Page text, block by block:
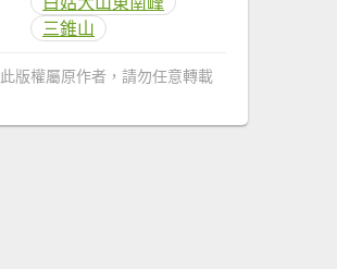
三錐山
此版權屬原作者，請勿任意轉載